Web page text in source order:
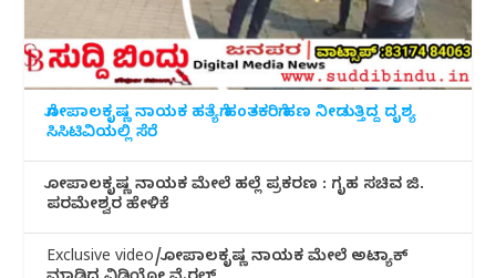
ಗೋಪಾಲಕೃಷ್ಣ ನಾಯಕ ಹತ್ಯೆಗೆ ಹಂತಕರಿಗೆ ಹಣ ನೀಡುತ್ತಿದ್ದ ದೃಶ್ಯ
ಸಿಸಿಟಿವಿಯಲ್ಲಿ ಸೆರೆ
ಗೋಪಾಲಕೃಷ್ಣ ನಾಯಕ ಮೇಲೆ ಹಲ್ಲೆ ಪ್ರಕರಣ : ಗೃಹ ಸಚಿವ ಜಿ.
ಪರಮೇಶ್ವರ ಹೇಳಿಕೆ
Exclusive video/ಗೋಪಾಲಕೃಷ್ಣ ನಾಯಕ ಮೇಲೆ ಅಟ್ಯಾಕ್